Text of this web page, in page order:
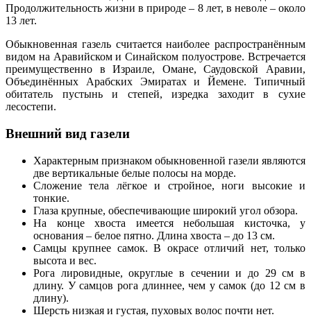
Продолжительность жизни в природе – 8 лет, в неволе – около
13 лет.
Обыкновенная газель считается наиболее распространённым
видом на Аравийском и Синайском полуострове. Встречается
преимущественно в Израиле, Омане, Саудовской Аравии,
Объединённых Арабских Эмиратах и Йемене. Типичный
обитатель пустынь и степей, изредка заходит в сухие
лесостепи.
Внешний вид газели
Характерным признаком обыкновенной газели являются
две вертикальные белые полосы на морде.
Сложение тела лёгкое и стройное, ноги высокие и
тонкие.
Глаза крупные, обеспечивающие широкий угол обзора.
На конце хвоста имеется небольшая кисточка, у
основания – белое пятно. Длина хвоста – до 13 см.
Самцы крупнее самок. В окрасе отличий нет, только
высота и вес.
Рога лировидные, округлые в сечении и до 29 см в
длину. У самцов рога длиннее, чем у самок (до 12 см в
длину).
Шерсть низкая и густая, пуховых волос почти нет.